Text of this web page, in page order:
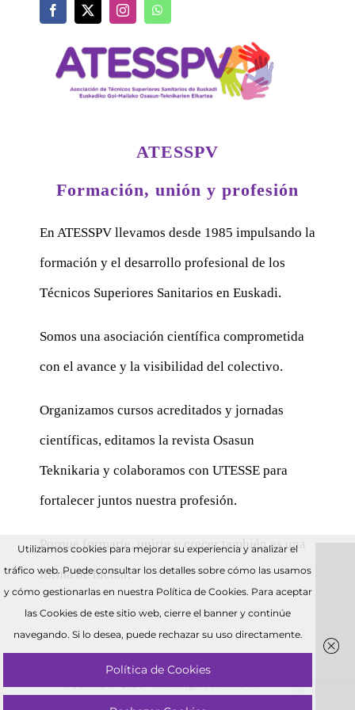
ATESSPV
Formación, unión y profesión
En ATESSPV llevamos desde 1985 impulsando la
formación y el desarrollo profesional de los
Técnicos Superiores Sanitarios en Euskadi.
Somos una asociación científica comprometida
con el avance y la visibilidad del colectivo.
Organizamos cursos acreditados y jornadas
científicas, editamos la revista Osasun
Teknikaria y colaboramos con UTESSE para
fortalecer juntos nuestra profesión.
Porque formarte, unirte y crecer también es una
forma de luchar.
UTESSE © 2026 •Aviso legal|Política de
Utilizamos cookies para mejorar su experiencia y analizar el
tráfico web. Puede consultar los detalles sobre cómo las usamos
y cómo gestionarlas en nuestra Política de Cookies. Para aceptar
las Cookies de este sitio web, cierre el banner y continúe
navegando. Si lo desea, puede rechazar su uso directamente.
Política de Cookies